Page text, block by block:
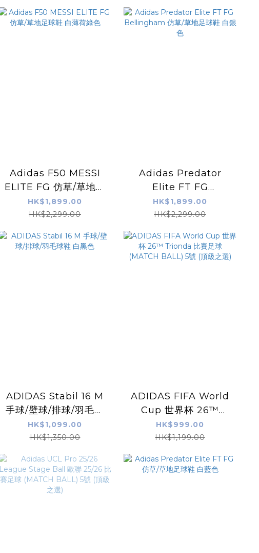
Adidas F50 MESSI
ELITE FG 仿草/草地足
球鞋 白薄荷綠色
HK$1,899.00
HK$2,299.00
Adidas Predator
Elite FT FG
Bellingham 仿草/草地
足球鞋 白銀色
HK$1,899.00
HK$2,299.00
ADIDAS Stabil 16 M
手球/壁球/排球/羽毛球
鞋 白黑色
HK$1,099.00
HK$1,350.00
ADIDAS FIFA World
Cup 世界杯 26™
Trionda 比賽足球
(MATCH BALL) 5號
HK$999.00
HK$1,199.00